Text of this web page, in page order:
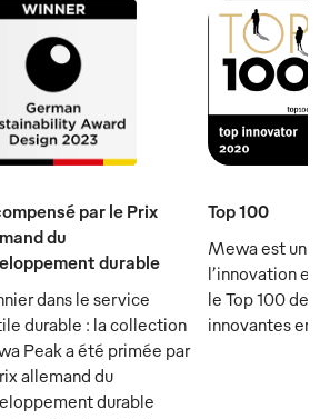
par le Prix
du
durable
dans le service
durable : la collection
Peak a été primée par
allemand du
durable
Top 100
Mewa est un
l’innovation et
le Top 100 des
innovantes en